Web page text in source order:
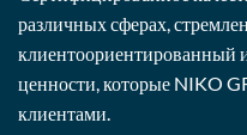
различных сферах,
клиентоориентированный
ценности, которые NIKO
клиентами.